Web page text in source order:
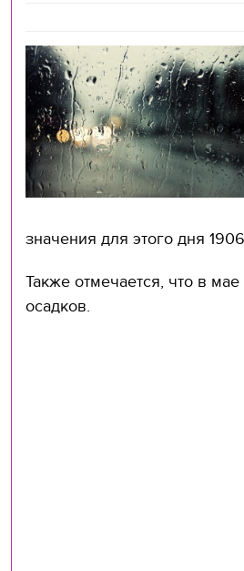
значения для этого дня
Также отмечается, что в
осадков.